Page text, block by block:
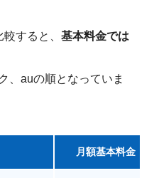
すると、 基本料金では
、auの順となっていま
月額基本料金（